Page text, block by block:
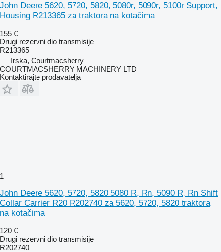
John Deere 5620, 5720, 5820, 5080r, 5090r, 5100r Support,
Housing R213365 za traktora na kotačima
155 €
Drugi rezervni dio transmisije
R213365
Irska, Courtmacsherry
COURTMACSHERRY MACHINERY LTD
Kontaktirajte prodavatelja
1
John Deere 5620, 5720, 5820 5080 R, Rn, 5090 R, Rn Shift
Collar Carrier R20 R202740 za 5620, 5720, 5820 traktora
na kotačima
120 €
Drugi rezervni dio transmisije
R202740